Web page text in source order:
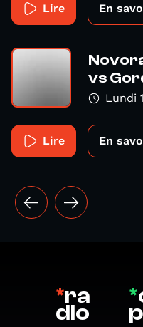
Lire En
vs
Lundi
Lire En
*ra
dio
*